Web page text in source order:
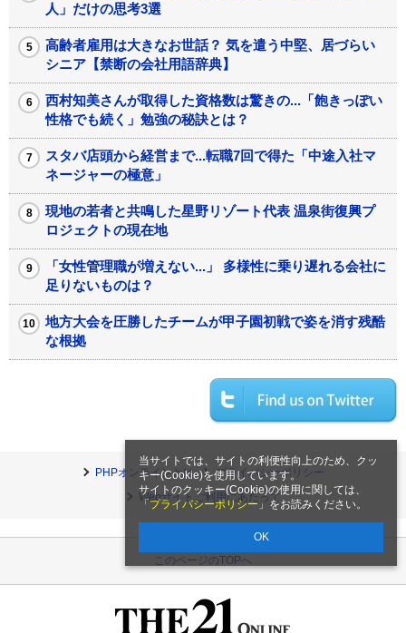
当サイトでは、サイトの利便性向上のため、クッ
キー(Cookie)を使用しています。
サイトのクッキー(Cookie)の使用に関しては、
「 プライバシーポリシー 」をお読みください。
OK
人」だけの思考3選
高齢者雇用は大きなお世話？ 気を遣う中堅、居づらい
シニア【禁断の会社用語辞典】
西村知美さんが取得した資格数は驚きの...「飽きっぽい
性格でも続く」勉強の秘訣とは？
スタバ店頭から経営まで...転職7回で得た「中途入社マ
ネージャーの極意」
現地の若者と共鳴した星野リゾート代表 温泉街復興プ
ロジェクトの現在地
「女性管理職が増えない...」 多様性に乗り遅れる会社に
足りないものは？
地方大会を圧勝したチームが甲子園初戦で姿を消す残酷
な根拠
PHPオンラインとは
プライバシーポリシー
Webサイトご利用にあたって
このページのTOPへ